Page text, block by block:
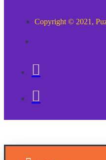
Copyright © 2021,